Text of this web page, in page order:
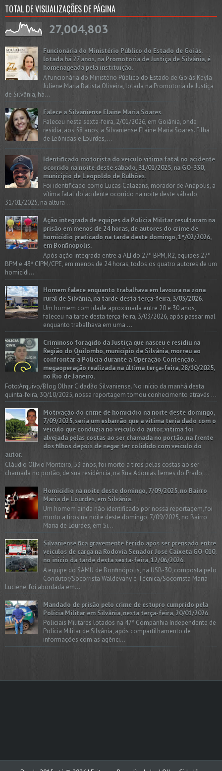
TOTAL DE VISUALIZAÇÕES DE PÁGINA
27,004,803
Funcionária do Ministério Público do Estado de Goiás,
lotada há 27 anos, na Promotoria de Justiça de Silvânia, é
homenageada pela instituição.
A funcionária do Ministério Público do Estado de Goiás Keyla
Juliene Maria Batista Oliveira, lotada na Promotoria de Justiça
de Silvânia, há...
Falece a Silvaniense Elaine Maria Soares.
Faleceu nesta sexta-feira, 2/01/2026, em Goiânia, onde
residia, aos 58 anos, a Silvaniense Elaine Maria Soares. Filha
de Leônidas e Lourdes,...
Identificado motorista do veículo vítima fatal no acidente
ocorrido na noite deste sábado, 31/01/2025, na GO-330,
município de Leopoldo de Bulhões.
Foi identificado como Lucas Calazans, morador de Anápolis, a
vítima fatal do acidente ocorrido na noite deste sábado,
31/01/2025, na altura ...
Ação integrada de equipes da Policia Militar resultaram na
prisão em menos de 24 horas, de autores do crime de
homicídio praticado na tarde deste domingo, 1º/02/2026,
em Bonfinópolis.
Após ação integrada entre a ALI do 27º BPM, R2, equipes 27º
BPM e 43ª CIPM/CPE, em menos de 24 horas, todos os quatro autores de um
homicídi...
Homem falece enquanto trabalhava em lavoura na zona
rural de Silvânia, na tarde desta terça-feira, 3/03/2026.
Um homem com idade aproximada entre 20 e 30 anos,
faleceu na tarde desta terça-feira, 3/03/2026, após passar mal
enquanto trabalhava em uma ...
Criminoso foragido da Justiça que nasceu e residiu na
Região do Quilombo, município de Silvânia, morreu ao
confrontar a Polícia durante a Operação Contenção,
megaoperação realizada na última terça-feira, 28/10/2025,
no Rio de Janeiro.
Foto:Arquivo/Blog Olhar Cidadão Silvaniense. No início da manhã desta
quinta-feira, 30/10/2025, nossa reportagem tomou conhecimento através ...
Motivação do crime de homicídio na noite deste domingo,
7/09/2025, seria um esbarrão que a vitima teria dado com o
veículo que conduzia no veículo do autor, vítima foi
alvejada pelas costas ao ser chamada no portão, na frente
dos filhos depois de negar ter colidido com veículo do
autor.
Cláudio Olívio Monteiro, 53 anos, foi morto a tiros pelas costas ao ser
chamada no portão, de sua residência, na Rua Adonias Lemes do Prado,...
Homicídio na noite deste domingo, 7/09/2025, no Bairro
Maria de Lourdes, em Silvânia.
Um homem ainda não identificado por nossa reportagem, foi
morto a tiros na noite deste domingo, 7/09/2025, no Bairro
Maria de Lourdes, em Si...
Silvaniense fica gravemente ferido após ser prensado entre
veículos de carga na Rodovia Senador José Caixeta GO-010,
no início da tarde desta sexta-feira, 12/06/2026.
A equipe do SAMU de Bonfinópolis, na USB-30, composta pelo
Condutor/Socorrista Waldevany e Técnica/Socorrista Maria
Luciene, foi abordada em...
Mandado de prisão pelo crime de estupro cumprido pela
Polícia Militar em Silvânia, nesta terça-feira, 20/01/2026.
Policiais Militares lotados na 47ª Companhia Independente de
Polícia Militar de Silvânia, após compartilhamento de
informações com as agênci...